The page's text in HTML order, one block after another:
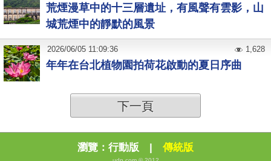
荒煙漫草中的十三層遺址，有風聲有雲影，山
城荒煙中的靜默的風景
年年在台北植物園拍荷花啟動的夏日序曲
2026/06/05 11:09:36 1,628
下一頁
瀏覽： 行動版 | 傳統版